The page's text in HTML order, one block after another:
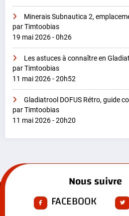
Minerais Subnautica 2,
par Timtoobias
19 mai 2026 - 0h26
Les astuces à connaître en
par Timtoobias
11 mai 2026 - 20h52
Gladiatrool DOFUS Rétro, guide
par Timtoobias
11 mai 2026 - 20h20
Nous suivre
FACEBOOK